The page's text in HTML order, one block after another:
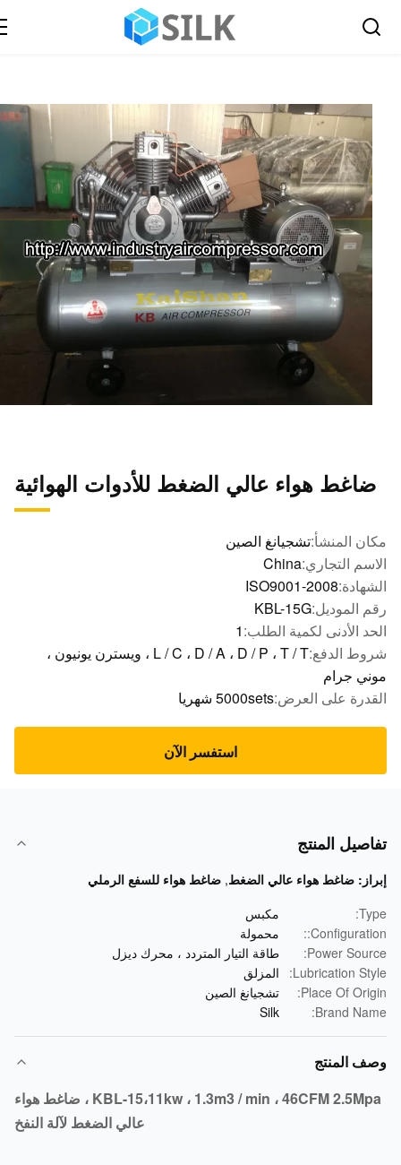
هواء عالي الضغط للأدوات الهوائية
المنشأ:تشجيانغ الصين
التجاري:China
ISO9001-2008
الموديل:KBL-15G
الأدنى لكمية الطلب:1
الدفع:
L / C ، D / A ، D / P ، T / T ، ويسترن يونيون ،
جرام
على العرض:5000sets شهريا
استفسر الآن
المنتج
ضاغط هواء عالي الضغط,ضاغط هواء للسفع الرملي
مكبس
محمولة
Power
طاقة التيار المتردد ، محرك ديزل
Lubrication
المزلق
Place Of
تشجيانغ الصين
Brand
المنتج
KBL-15،11kw ، 1.3m3 / min ، 46CFM 2.5Mpa ، ضاغط هواء
عالي الضغط لآلة النفخ